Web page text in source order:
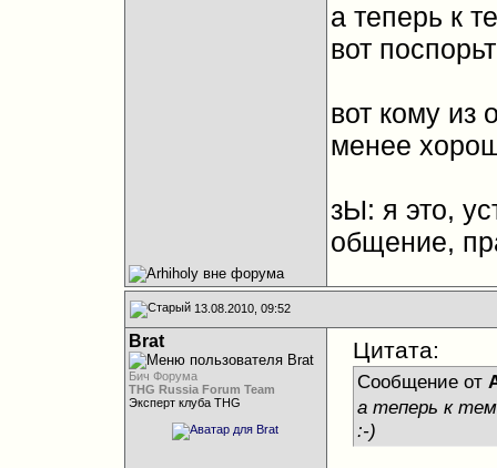
а теперь к
вот
вот кому из
менее
зЫ: я это,
общение,
13.08.2010, 09:52
Brat
Бич Форума
THG Russia Forum Team
Эксперт клуба THG
Цитата:
Сообщение от
а теперь к
:-)